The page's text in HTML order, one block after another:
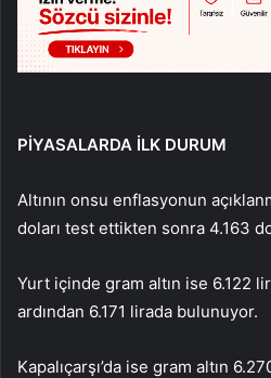
PİYASALARDA İLK DURUM
Altının onsu enflasyonun
doları test ettikten sonra 4.163
Yurt içinde gram altın ise 6.122
ardından 6.171 lirada bulunuyor.
Kapalıçarşı’da ise gram altın